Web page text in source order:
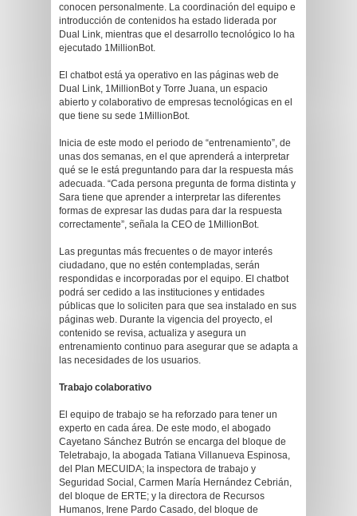
conocen personalmente. La coordinación del equipo e
introducción de contenidos ha estado liderada por
Dual Link, mientras que el desarrollo tecnológico lo ha
ejecutado 1MillionBot.
El chatbot está ya operativo en las páginas web de
Dual Link, 1MillionBot y Torre Juana, un espacio
abierto y colaborativo de empresas tecnológicas en el
que tiene su sede 1MillionBot.
Inicia de este modo el periodo de “entrenamiento”, de
unas dos semanas, en el que aprenderá a interpretar
qué se le está preguntando para dar la respuesta más
adecuada. “Cada persona pregunta de forma distinta y
Sara tiene que aprender a interpretar las diferentes
formas de expresar las dudas para dar la respuesta
correctamente”, señala la CEO de 1MillionBot.
Las preguntas más frecuentes o de mayor interés
ciudadano, que no estén contempladas, serán
respondidas e incorporadas por el equipo. El chatbot
podrá ser cedido a las instituciones y entidades
públicas que lo soliciten para que sea instalado en sus
páginas web. Durante la vigencia del proyecto, el
contenido se revisa, actualiza y asegura un
entrenamiento continuo para asegurar que se adapta a
las necesidades de los usuarios.
Trabajo colaborativo
El equipo de trabajo se ha reforzado para tener un
experto en cada área. De este modo, el abogado
Cayetano Sánchez Butrón se encarga del bloque de
Teletrabajo, la abogada Tatiana Villanueva Espinosa,
del Plan MECUIDA; la inspectora de trabajo y
Seguridad Social, Carmen María Hernández Cebrián,
del bloque de ERTE; y la directora de Recursos
Humanos, Irene Pardo Casado, del bloque de